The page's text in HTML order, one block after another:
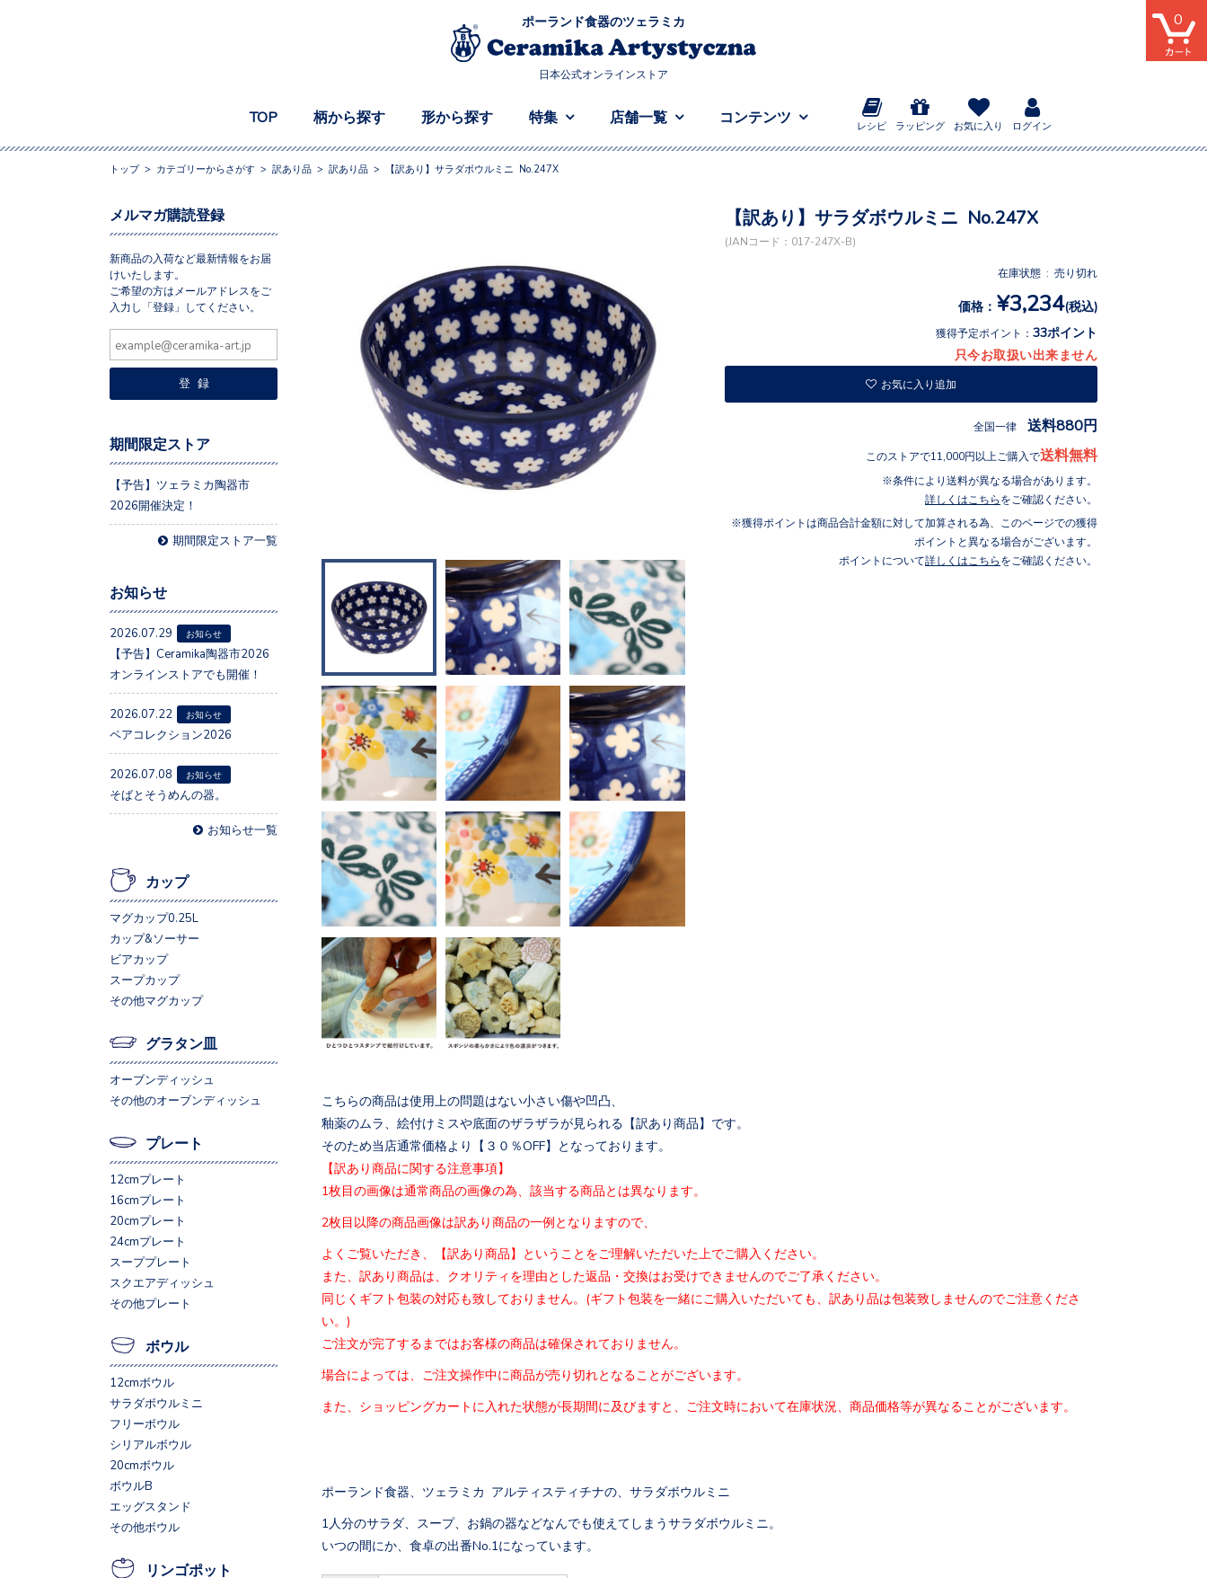
ポーランド食器のツェラミカ
日本公式オンラインストア
TOP 柄から探す 形から探す 特集 店舗一覧 コンテンツ
レシピ ラッピング お気に入り ログイン
0
トップ> カテゴリーからさがす > 訳あり品 > 訳あり品 > 【訳あり】サラダボウルミニ No.247X
【訳あり】サラダボウルミニ No.247X
(JANコード：017-247X-B)
在庫状態 : 売り切れ
価格： ¥3,234(税込)
獲得予定ポイント： 33ポイント
只今お取扱い出来ません
お気に入り追加
全国一律 送料880円
このストアで11,000円以上ご購入で送料無料
条件により送料が異なる場合があります。
詳しくはこちら をご確認ください。
獲得ポイントは商品合計金額に対して加算される為、このページでの獲得
ポイントと異なる場合がございます。
ポイントについて詳しくはこちら をご確認ください。
こちらの商品は使用上の問題はない小さい傷や凹凸、
釉薬のムラ、絵付けミスや底面のザラザラが見られる【訳あり商品 】です。
そのため当店通常価格より【３０％OFF】となっております。
【訳あり商品に関する注意事項】
1枚目の画像は通常商品の画像の為、該当する商品とは異なります
2枚目以降の商品画像は訳あり商品の一例となりますので、
よくご覧いただき、【訳あり商品】ということをご理解いただいた 上でご購入ください。
また、訳あり商品は、クオリティを理由とした返品・交換はお受けできませんのでご了承ください。
同じくギフト包装の対応も致しておりません。(ギフト包装を一緒にご購入いただいても、 訳あり品は包装致しませんのでご注意くださ
い。)
ご注文が完了するまではお客様の商品は確保されておりません。
場合によっては、 ご注文操作中に商品が売り切れとなることがございます。
また、ショッピングカートに入れた状態が長期間に及びますと、 ご注文時において在庫状況、 商品価格等が異なることがございます。
ポーランド食器、ツェラミカ アルティスティチナの、サラダボウルミニ
1人分のサラダ、スープ、お鍋の器などなんでも使えてしまうサラダボウルミニ。
いつの間にか、食卓の出番No.1になっています。
メルマガ購読登録
新商品の入荷など最新情報をお届
けいたします。
ご希望の方はメールアドレスをご
入力し「登録」してください。
期間限定ストア
【予告】ツェラミカ陶器市
2026開催決定！
期間限定ストア一覧
お知らせ
2026.07.29 お知らせ
【予告】Ceramika陶器市2026
オンラインストアでも開催！
2026.07.22 お知らせ
ペアコレクション2026
2026.07.08 お知らせ
そばとそうめんの器。
お知らせ一覧
カップ
マグカップ0.25L
カップ&ソーサー
ビアカップ
スープカップ
その他マグカップ
グラタン皿
オーブンディッシュ
その他のオーブンディッシュ
プレート
12cmプレート
16cmプレート
20cmプレート
24cmプレート
スーププレート
スクエアディッシュ
その他プレート
ボウル
12cmボウル
サラダボウルミニ
フリーボウル
シリアルボウル
20cmボウル
ボウルB
エッグスタンド
その他ボウル
リンゴポット